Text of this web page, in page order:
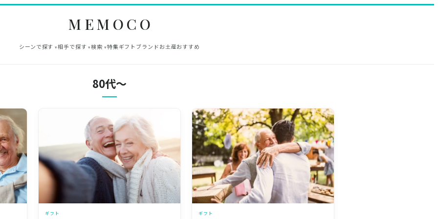
MEMOCO
シーンで探す 相手で探す 検索 特集ギフトブランドお土産おすすめ
80代～
ギフト ギフト